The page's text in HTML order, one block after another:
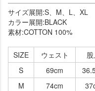
サイズ展開:S、M、L、XL
カラー展開:BLACK
素材:COTTON 100%
SIZE ウェスト 股
S
69cm
M
74cm